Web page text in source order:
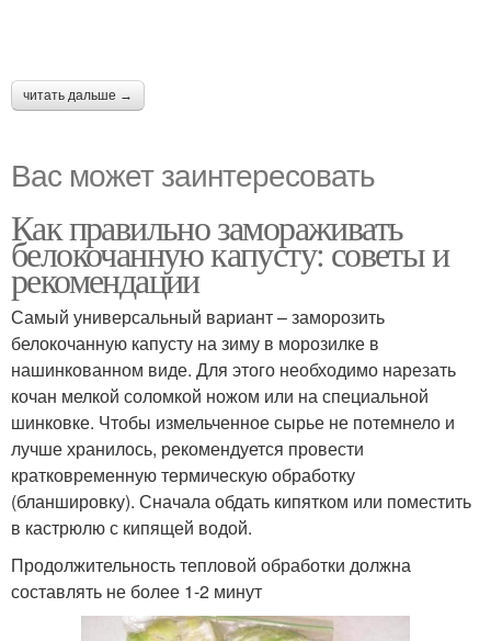
читать дальше →
Вас может заинтересовать
Как правильно замораживать
белокочанную капусту: советы и
рекомендации
Самый универсальный вариант – заморозить
белокочанную капусту на зиму в морозилке в
нашинкованном виде. Для этого необходимо нарезать
кочан мелкой соломкой ножом или на специальной
шинковке. Чтобы измельченное сырье не потемнело и
лучше хранилось, рекомендуется провести
кратковременную термическую обработку
(бланшировку). Сначала обдать кипятком или поместить
в кастрюлю с кипящей водой.
Продолжительность тепловой обработки должна
составлять не более 1-2 минут